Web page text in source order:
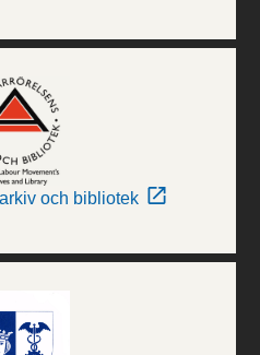
och bibliotek